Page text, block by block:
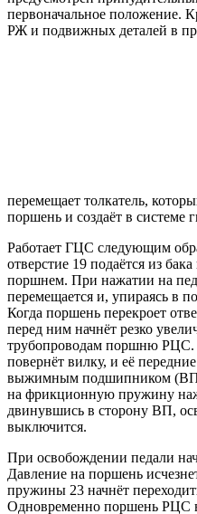
первоначальное положение.
РЖ и подвижных деталей в
перемещает толкатель,
поршень и создаёт в системе
Работает ГЦС следующим
отверстие 19 подаётся из
поршнем. При нажатии на
перемещается и, упираясь в
Когда поршень перекроет
перед ним начнёт резко
трубопроводам поршню РЦС.
повернёт вилку, и её
выжимным подшипником
на фрикционную пружину
двинувшись в сторону ВП,
выключится.
При освобождении педали
Давление на поршень
пружины 23 начнёт
Одновременно поршень РЦС